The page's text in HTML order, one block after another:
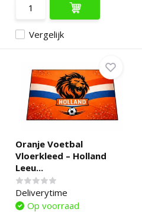
Vergelijk
Oranje Voetbal
Vloerkleed – Holland
Leeu...
Deliverytime
Op voorraad